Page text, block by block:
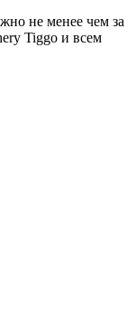
не менее чем за
Tiggo и всем